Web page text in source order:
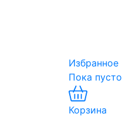
Избранное
Пока пусто
Корзина